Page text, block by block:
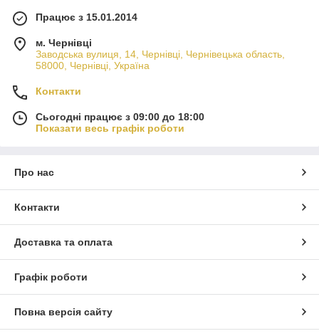
Працює з 15.01.2014
м. Чернівці
Заводська вулиця, 14, Чернівці, Чернівецька область,
58000, Чернівці, Україна
Контакти
Сьогодні працює з 09:00 до 18:00
Показати весь графік роботи
Про нас
Контакти
Доставка та оплата
Графік роботи
Повна версія сайту